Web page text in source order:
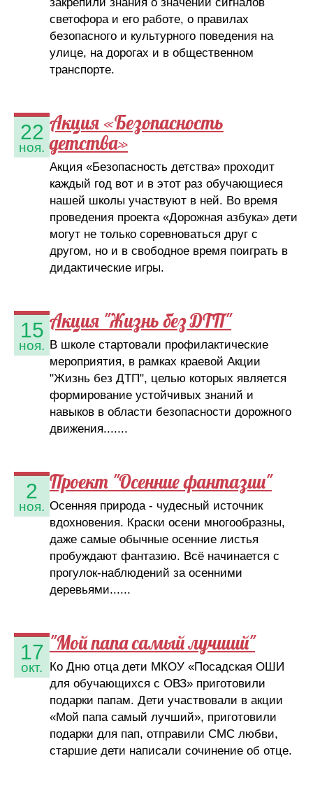
светофора и его работе, о правилах
безопасного и культурного поведения на
улице, на дорогах и в общественном
транспорте.
22
ноя.
Акция «Безопасность
детства»
Акция «Безопасность детства» проходит
каждый год вот и в этот раз обучающиеся
нашей школы участвуют в ней. Во время
проведения проекта «Дорожная азбука» дети
могут не только соревноваться друг с
другом, но и в свободное время поиграть в
дидактические игры.
15
ноя.
Акция "Жизнь без ДТП"
В школе стартовали профилактические
мероприятия, в рамках краевой Акции
"Жизнь без ДТП", целью которых является
формирование устойчивых знаний и
навыков в области безопасности дорожного
движения.......
2
ноя.
Проект "Осенние фантазии"
Осенняя природа - чудесный источник
вдохновения. Краски осени многообразны,
даже самые обычные осенние листья
пробуждают фантазию. Всё начинается с
прогулок-наблюдений за осенними
деревьями......
17
окт.
"Мой папа самый лучший"
Ко Дню отца дети МКОУ «Посадская ОШИ
для обучающихся с ОВЗ» приготовили
подарки папам. Дети участвовали в акции
«Мой папа самый лучший», приготовили
подарки для пап, отправили СМС любви,
старшие дети написали сочинение об отце.